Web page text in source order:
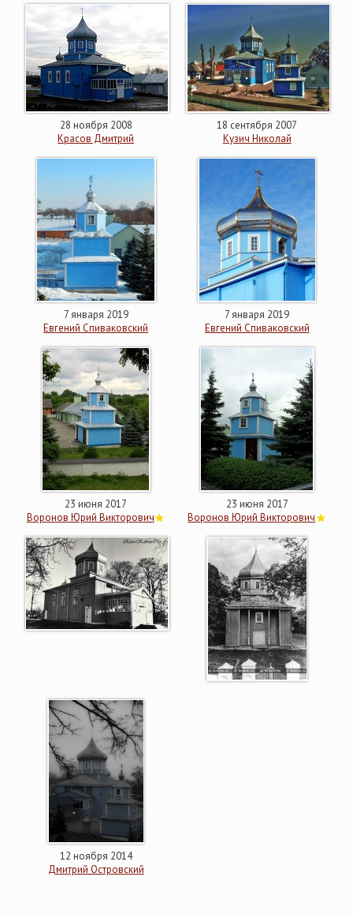
28 ноября 2008
Красов Дмитрий
18 сентября 2007
Кузич Николай
7 января 2019
Евгений Спиваковский
7 января 2019
Евгений Спиваковский
23 июня 2017
Воронов Юрий Викторович
23 июня 2017
Воронов Юрий Викторович
12 ноября 2014
Дмитрий Островский